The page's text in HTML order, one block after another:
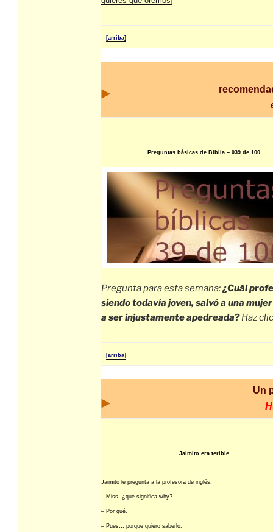
[arriba]
Preguntas básicas de Biblia – 039 de 100
Pregunta para esta semana:¿Cuál
siendo todavía joven, salvó a una
a ser injustamente apedreada?Haz
[arriba]
Un
Jaimito era terible
Jaimito le pregunta a la profesora de inglés:
– Miss, ¿qué significa why?
– Por qué.
– Pues… porque quiero saberlo.